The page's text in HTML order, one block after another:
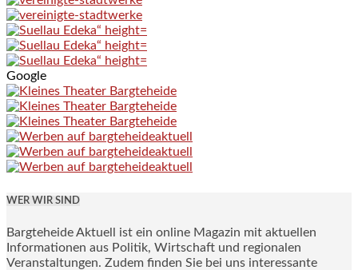
Google
WER WIR SIND
Bargteheide Aktuell ist ein online Magazin mit aktuellen
Informationen aus Politik, Wirtschaft und regionalen
Veranstaltungen. Zudem finden Sie bei uns interessante